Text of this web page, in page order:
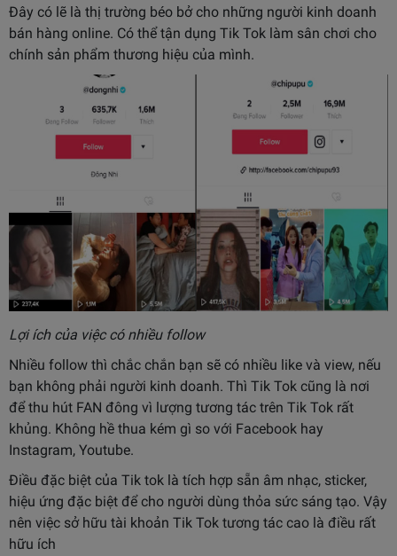
Đây có lẽ là thị trường béo bở cho những người kinh doanh
bán hàng online. Có thể tận dụng Tik Tok làm sân chơi cho
chính sản phẩm thương hiệu của mình.
Lợi ích của việc có nhiều follow
Nhiều follow thì chắc chắn bạn sẽ có nhiều like và view, nếu
bạn không phải người kinh doanh. Thì Tik Tok cũng là nơi
để thu hút FAN đông vì lượng tương tác trên Tik Tok rất
khủng. Không hề thua kém gì so với Facebook hay
Instagram, Youtube.
Điều đặc biệt của Tik tok là tích hợp sẵn âm nhạc, sticker,
hiệu ứng đặc biệt để cho người dùng thỏa sức sáng tạo. Vậy
nên việc sở hữu tài khoản Tik Tok tương tác cao là điều rất
hữu ích